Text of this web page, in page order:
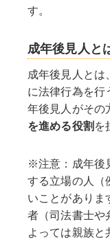
す。
成年後見人と
成年後見人とは
に法律行為を行
年後見人がその
を進める役割 を
※注意：成年後
する立場の人（
いことがありま
者（司法書士や
よっては親族と